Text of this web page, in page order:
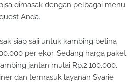
dimasak dengan pelbagai menu
Anda.
siap saji untuk kambing betina
per ekor. Sedang harga paket
jantan mulai Rp.2.100.000.
dan termasuk layanan Syarie